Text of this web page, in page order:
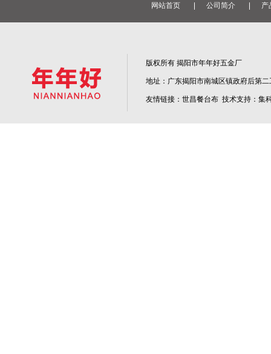
网站首页 公司简介 产
版权所有 揭阳市年年好五金厂
地址：广东揭阳市南城区镇政府后
友情链接： 世昌餐台布 技术支持： 集